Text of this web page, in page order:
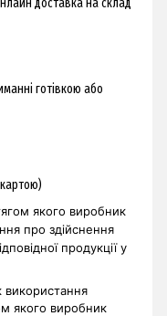
доставка на склад
готівкою або
якого виробник
про здійснення
продукції у
використання
якого виробник